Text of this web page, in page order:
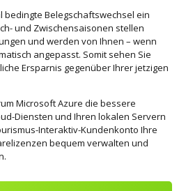
bedingte Belegschaftswechsel ein
und Zwischensaisonen stellen
und werden von Ihnen – wenn
angepasst. Somit sehen Sie
Ersparnis gegenüber Ihrer jetzigen
Microsoft Azure die bessere
Diensten und Ihren lokalen Servern
Interaktiv-Kundenkonto Ihre
bequem verwalten und
0
1
0
1
2
0